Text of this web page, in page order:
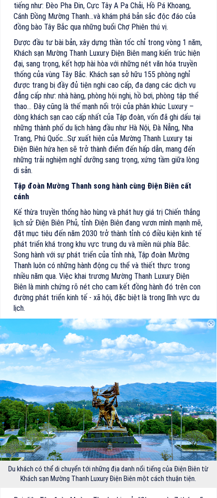
tiếng như: Đèo Pha Đin, Cực Tây A Pa Chải, Hồ Pá Khoang,
Cánh Đồng Mường Thanh…và khám phá bản sắc độc đáo của
đồng bào Tây Bắc qua những buổi Chợ Phiên thú vị.
Được đầu tư bài bản, xây dựng thần tốc chỉ trong vòng 1 năm,
Khách sạn Mường Thanh Luxury Điện Biên mang kiến trúc hiện
đại, sang trọng, kết hợp hài hòa với những nét văn hóa truyền
thống của vùng Tây Bắc. Khách sạn sở hữu 155 phòng nghỉ
được trang bị đầy đủ tiện nghi cao cấp, đa dạng các dịch vụ
đẳng cấp như: nhà hàng, phòng hội nghị, hồ bơi, phòng tập thể
thao… Đây cũng là thế mạnh nổi trội của phân khúc Luxury –
dòng khách sạn cao cấp nhất của Tập đoàn, vốn đã ghi dấu tại
những thành phố du lịch hàng đầu như Hà Nội, Đà Nẵng, Nha
Trang, Phú Quốc…Sự xuất hiện của Mường Thanh Luxury tại
Điện Biên hứa hẹn sẽ trở thành điểm đến hấp dẫn, mang đến
những trải nghiệm nghỉ dưỡng sang trọng, xứng tầm giữa lòng
di sản.
Tập đoàn Mường Thanh song hành cùng Điện Biên cất
cánh
Kế thừa truyền thống hào hùng và phát huy giá trị Chiến thắng
lịch sử Điện Biên Phủ, tỉnh Điện Biên đang vươn mình mạnh mẽ,
đặt mục tiêu đến năm 2030 trở thành tỉnh có điều kiện kinh tế
phát triển khá trong khu vực trung du và miền núi phía Bắc.
Song hành với sự phát triển của tỉnh nhà, Tập đoàn Mường
Thanh luôn có những hành động cụ thể và thiết thực trong
nhiều năm qua. Việc khai trương Mường Thanh Luxury Điện
Biên là minh chứng rõ nét cho cam kết đồng hành đó trên con
đường phát triển kinh tế - xã hội, đặc biệt là trong lĩnh vực du
lịch.
Du khách có thể di chuyển tới những địa danh nổi tiếng của Điện Biên từ
Khách sạn Mường Thanh Luxury Điện Biên một cách thuận tiện.